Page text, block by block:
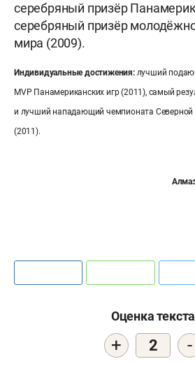
серебряный призёр
серебряный призёр
мира (2009).
Индивидуальные достижения:лучший
MVP Панамериканских игр (2011), самый
и лучший нападающий чемпионата
(2011).
Оценка текста
+ 2 -